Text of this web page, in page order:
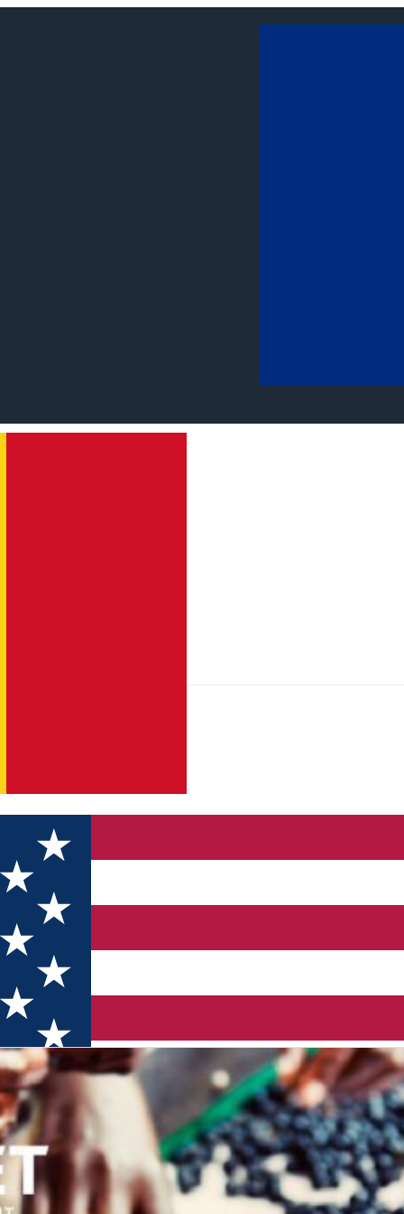
Level 3 (Bucuresti)